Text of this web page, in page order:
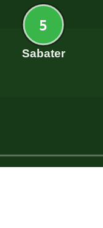
5
Sabater